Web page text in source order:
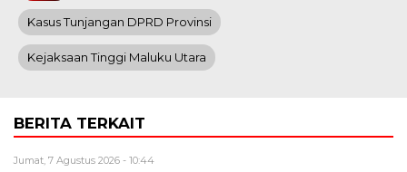
Kasus Tunjangan DPRD Provinsi
Kejaksaan Tinggi Maluku Utara
BERITA TERKAIT
Jumat, 7 Agustus 2026 - 10:44